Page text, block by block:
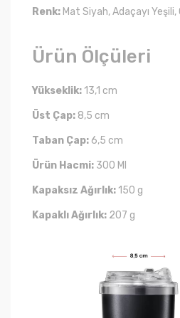
Renk: Mat Siyah, Adaçayı
Ürün Ölçüleri
Yükseklik: 13,1 cm
Üst Çap: 8,5 cm
Taban Çap: 6,5 cm
Ürün Hacmi: 300 Ml
Kapaksız Ağırlık: 150 g
Kapaklı Ağırlık: 207 g